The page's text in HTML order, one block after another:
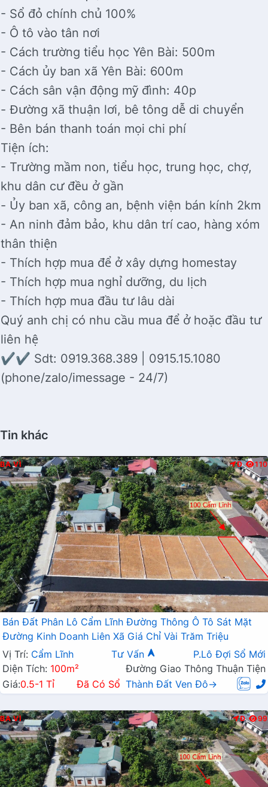
- Sổ đỏ chính chủ 100%
- Ô tô vào tân nơi
- Cách trường tiểu học Yên Bài: 500m
- Cách ủy ban xã Yên Bài: 600m
- Cách sân vận động mỹ đình: 40p
- Đường xã thuận lơi, bê tông dễ di chuyển
- Bên bán thanh toán mọi chi phí
Tiện ích:
- Trường mầm non, tiểu học, trung học, chợ,
khu dân cư đều ở gần
- Ủy ban xã, công an, bệnh viện bán kính 2km
- An ninh đảm bảo, khu dân trí cao, hàng xóm
thân thiện
- Thích hợp mua để ở xây dựng homestay
- Thích hợp mua nghỉ dưỡng, du lịch
- Thích hợp mua đầu tư lâu dài
Quý anh chị có nhu cầu mua để ở hoặc đầu tư
liên hệ
✔️✔️ Sdt: 0919.368.389 | 0915.15.1080
(phone/zalo/imessage - 24/7)
Tin khác
BA VÌ Đ 110
Bán Đất Phân Lô Cẩm Lĩnh Đường Thông Ô Tô Sát Mặt
Đường Kinh Doanh Liên Xã Giá Chỉ Vài Trăm Triệu
Vị Trí: Cẩm Lĩnh Tư Vấn
P.Lô Đợi Sổ Mới
Diện Tích: 100m²
Đường Giao Thông Thuận Tiện
Giá:0.5-1 Tỉ Đã Có Sổ Thành Đất Ven Đô→
BA VÌ Đ 99